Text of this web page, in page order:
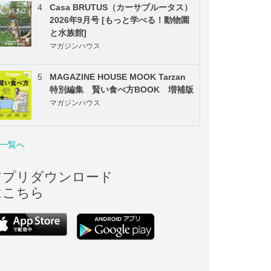
4
Casa BRUTUS（カーサブルータス）
2026年9月号 [もっと学べる！動物園
と水族館]
マガジンハウス
5
MAGAZINE HOUSE MOOK Tarzan
特別編集 賢い食べ方BOOK 増補版
マガジンハウス
覧へ
リダウンロード
ちら